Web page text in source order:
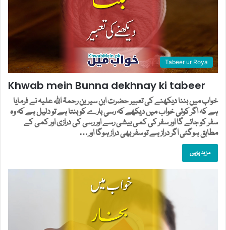
Tabeer ur Roya
Khwab mein Bunna dekhnay ki tabeer
خواب میں بننا دیکھنے کی تعبیر حضرت ابن سیرین رحمۃ اللہ علیہ نے فرمایا
ہے کہ اگر کوئی خواب میں دیکھے کہ رسی بارے کو بنتا ہے تو دلیل ہے کہ وہ
سفر کو جائے گا اور سفر کی کمی بیشی رسے اور رسی کی درازی اور کمی کے
مطابق ہوگئی اگر دراز ہے تو سفر بھی دراز ہوگا اور…
مزید پڑہیں